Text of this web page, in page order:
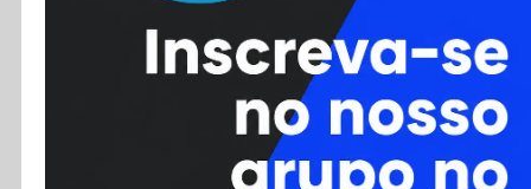
Cursos
Enviar Dica